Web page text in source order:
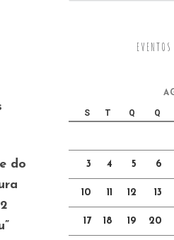
do
S T Q Q
3 4 5 6
10 11 12 13
17 18 19 20